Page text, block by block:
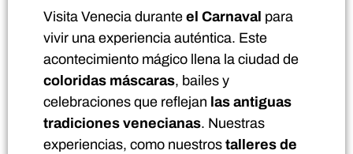
Visita Venecia durante el Carnaval para
vivir una experiencia auténtica. Este
acontecimiento mágico llena la ciudad de
coloridas máscaras, bailes y
celebraciones que reflejan las antiguas
tradiciones venecianas. Nuestras
experiencias, como nuestros talleres de